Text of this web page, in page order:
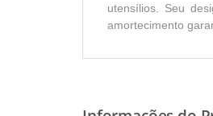
utensílios. Seu
amortecimento